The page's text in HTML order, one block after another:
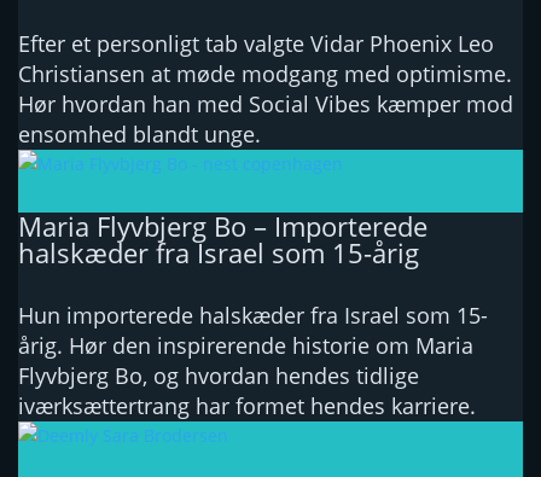
Efter et personligt tab valgte Vidar Phoenix Leo
Christiansen at møde modgang med optimisme.
Hør hvordan han med Social Vibes kæmper mod
ensomhed blandt unge.
Maria Flyvbjerg Bo – Importerede
halskæder fra Israel som 15-årig
Hun importerede halskæder fra Israel som 15-
årig. Hør den inspirerende historie om Maria
Flyvbjerg Bo, og hvordan hendes tidlige
iværksættertrang har formet hendes karriere.